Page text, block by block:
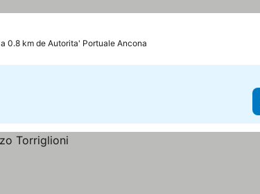
a 0.8 km de Autorita' Portuale Ancona